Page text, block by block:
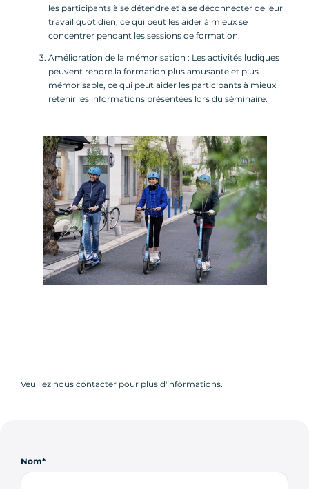
les participants à se détendre et à se déconnecter de leur
travail quotidien, ce qui peut les aider à mieux se
concentrer pendant les sessions de formation.
Amélioration de la mémorisation : Les activités ludiques
peuvent rendre la formation plus amusante et plus
mémorisable, ce qui peut aider les participants à mieux
retenir les informations présentées lors du séminaire.
Veuillez nous contacter pour plus d'informations.
Nom